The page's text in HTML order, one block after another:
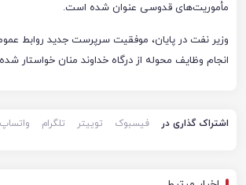
مأموریت‌های قدوسی عنوان شده است.
وزیر نفت در پایان، موفقیت سرپرست جدید روابط
انجام وظایف محوله از درگاه خداوند منان خواستار
اشتراک گذاری در فیسبوک توییتر تلگرام واتساپ